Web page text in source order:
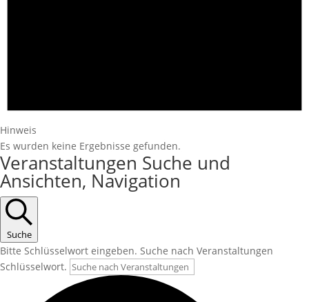
Hinweis
Es wurden keine Ergebnisse gefunden.
Veranstaltungen Suche und
Ansichten, Navigation
Suche
Bitte Schlüsselwort eingeben. Suche nach Veranstaltungen
Schlüsselwort.